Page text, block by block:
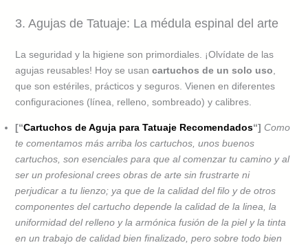
3. Agujas de Tatuaje: La médula espinal del arte
La seguridad y la higiene son primordiales. ¡Olvídate de las
agujas reusables! Hoy se usan cartuchos de un solo uso,
que son estériles, prácticos y seguros. Vienen en diferentes
configuraciones (línea, relleno, sombreado) y calibres.
[“Cartuchos de Aguja para Tatuaje Recomendados“] Como
te comentamos más arriba los cartuchos, unos buenos
cartuchos, son esenciales para que al comenzar tu camino y al
ser un profesional crees obras de arte sin frustrarte ni
perjudicar a tu lienzo; ya que de la calidad del filo y de otros
componentes del cartucho depende la calidad de la linea, la
uniformidad del relleno y la armónica fusión de la piel y la tinta
en un trabajo de calidad bien finalizado, pero sobre todo bien